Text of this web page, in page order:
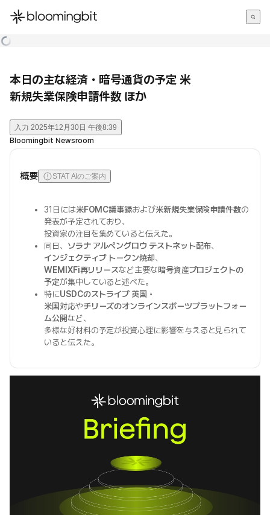
한국어
本日の主な経済・暗号通貨の予定 米
新規失業保険申請件数 ほか
入力 2025年12月30日 午後8:39
Bloomingbit Newsroom
概要 STAT AIのご案内
31日には米FOMC議事録および米新規失業保険申請件数の
発表が予定されており、
投資家の注目を集めていると伝えた。
同日、 ソラナ アルペングロウ テストネット配布、
インジェクティブ トークン焼却、
WEMIXFi再リリースなど主要な暗号資産プロジェクトの
予定が集中していると述べた。
特にUSDCのストライプ 英国・
米国対応やチリーズのオンラインスポーツプラットフォー
ム公開など、
多様な好材料の予定が投資心理に影響を与えると見られて
いると伝えた。